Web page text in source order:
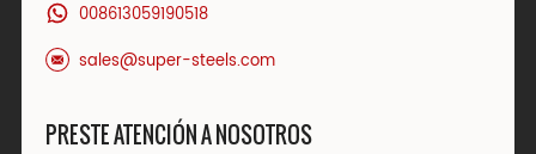
008613059190518
sales@super-steels.com
PRESTE ATENCIÓN A NOSOTROS